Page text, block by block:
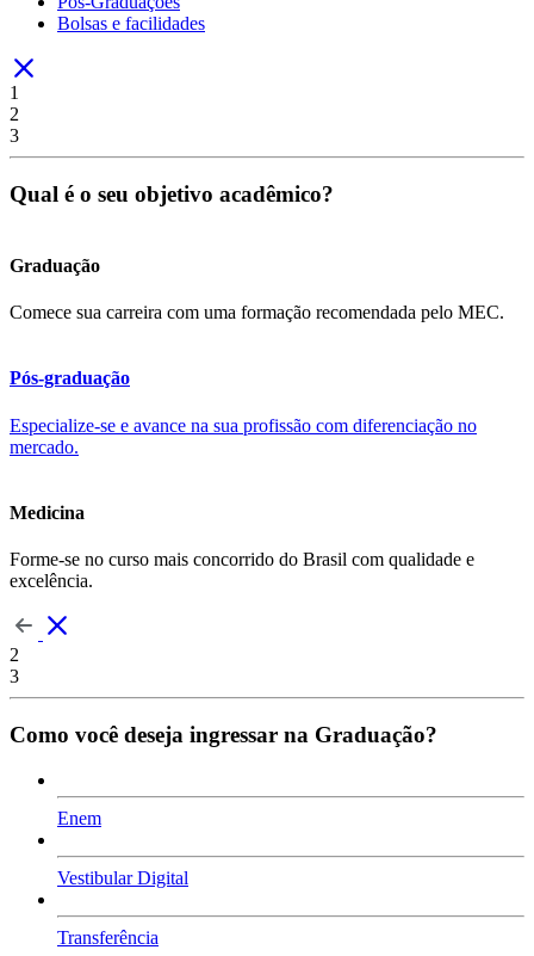
Bolsas e facilidades
1
2
3
Qual é o seu objetivo acadêmico?
Graduação
Comece sua carreira com uma formação recomendada pelo MEC.
Pós-graduação
Especialize-se e avance na sua profissão com diferenciação no
mercado.
Medicina
Forme-se no curso mais concorrido do Brasil com qualidade e
excelência.
2
3
Como você deseja ingressar na Graduação?
Enem
Vestibular Digital
Transferência